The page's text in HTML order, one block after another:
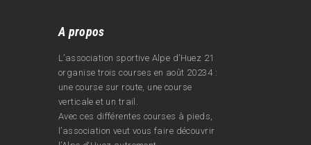
A propos
L’association sportive Alpe d’Huez 21
organise trois courses en août 20234 :
une course sur route, une course
verticale et un trail.
Avec ces différentes courses à pieds,
l’association veut vous faire découvrir